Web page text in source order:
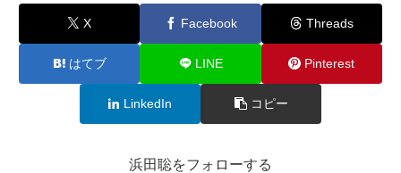
X Facebook Threads
はてブ LINE Pinterest
LinkedIn コピー
浜田聡をフォローする